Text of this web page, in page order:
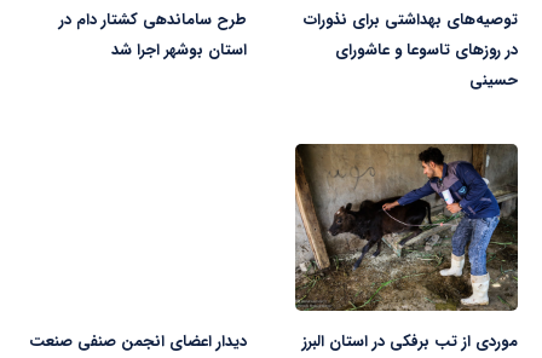
توصیه‌های بهداشتی برای نذورات
در روزهای تاسوعا و عاشورای
حسینی
طرح ساماندهی کشتار دام در
استان بوشهر اجرا شد
موردی از تب برفکی در استان البرز
دیدار اعضای انجمن صنفی صنعت